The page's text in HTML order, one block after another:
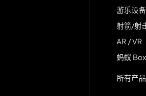
游乐设备
射箭/射
AR / VR
蚂蚁 Box
所有产